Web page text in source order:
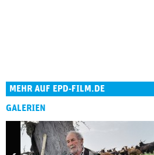
MEHR AUF EPD-FILM.DE
GALERIEN